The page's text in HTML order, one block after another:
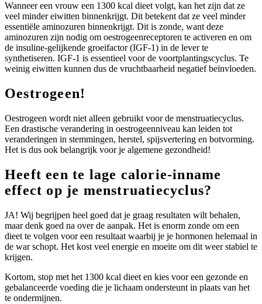
Wanneer een vrouw een 1300 kcal dieet volgt, kan het zijn dat ze
veel minder eiwitten binnenkrijgt. Dit betekent dat ze veel minder
essentiële aminozuren binnenkrijgt. Dit is zonde, want deze
aminozuren zijn nodig om oestrogeenreceptoren te activeren en om
de insuline-gelijkende groeifactor (IGF-1) in de lever te
synthetiseren. IGF-1 is essentieel voor de voortplantingscyclus. Te
weinig eiwitten kunnen dus de vruchtbaarheid negatief beïnvloeden.
Oestrogeen!
Oestrogeen wordt niet alleen gebruikt voor de menstruatiecyclus.
Een drastische verandering in oestrogeenniveau kan leiden tot
veranderingen in stemmingen, herstel, spijsvertering en botvorming.
Het is dus ook belangrijk voor je algemene gezondheid!
Heeft een te lage calorie-inname
effect op je menstruatiecyclus?
JA! Wij begrijpen heel goed dat je graag resultaten wilt behalen,
maar denk goed na over de aanpak. Het is enorm zonde om een
dieet te volgen voor een resultaat waarbij je je hormonen helemaal in
de war schopt. Het kost veel energie en moeite om dit weer stabiel te
krijgen.
Kortom, stop met het 1300 kcal dieet en kies voor een gezonde en
gebalanceerde voeding die je lichaam ondersteunt in plaats van het
te ondermijnen.